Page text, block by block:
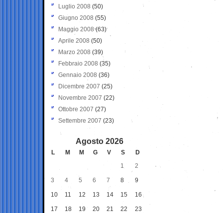
Luglio 2008 (50)
Giugno 2008 (55)
Maggio 2008(63)
Aprile 2008 (50)
Marzo 2008 (39)
Febbraio 2008 (35)
Gennaio 2008 (36)
Dicembre 2007 (25)
Novembre 2007 (22)
Ottobre 2007 (27)
Settembre 2007 (23)
Agosto 2026
L M M G V S
D
1
2
3 4 5 6 7 8 9
10 11 12 13 14 15 16
17 18 19 20 21 22 23